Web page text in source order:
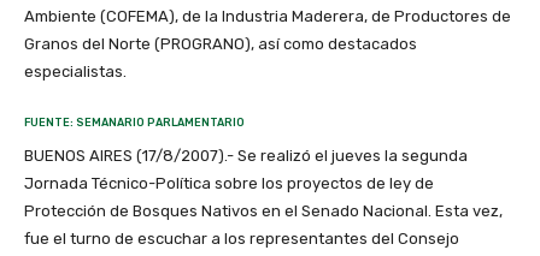
Ambiente (COFEMA), de la Industria Maderera, de Productores de
Granos del Norte (PROGRANO), así como destacados
especialistas.
FUENTE: SEMANARIO PARLAMENTARIO
BUENOS AIRES (17/8/2007).- Se realizó el jueves la segunda
Jornada Técnico-Política sobre los proyectos de ley de
Protección de Bosques Nativos en el Senado Nacional. Esta vez,
fue el turno de escuchar a los representantes del Consejo